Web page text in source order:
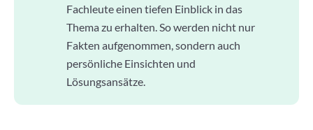
Fachleute einen tiefen Einblick in das
Thema zu erhalten. So werden nicht nur
Fakten aufgenommen, sondern auch
persönliche Einsichten und
Lösungsansätze.